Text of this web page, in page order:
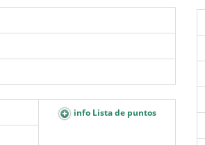
info Lista de puntos